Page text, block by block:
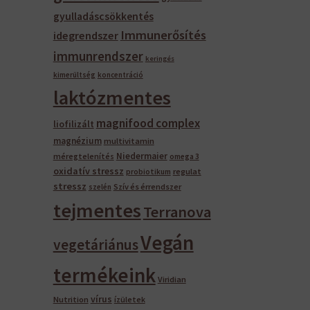
gyulladáscsökkentés
idegrendszer Immunerősítés
immunrendszer keringés
kimerültség koncentráció
laktózmentes
liofilizált magnifood complex
magnézium multivitamin
méregtelenítés Niedermaier omega 3
oxidatív stressz probiotikum regulat
stressz szelén Szív és érrendszer
tejmentesTerranova
vegetáriánusVegán
termékeink Viridian
Nutrition vírus ízületek